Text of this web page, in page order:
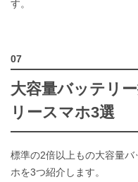
す。
大容量バッテリ
リースマホ3選
標準の2倍以上もの大容量
ホを3つ紹介します。